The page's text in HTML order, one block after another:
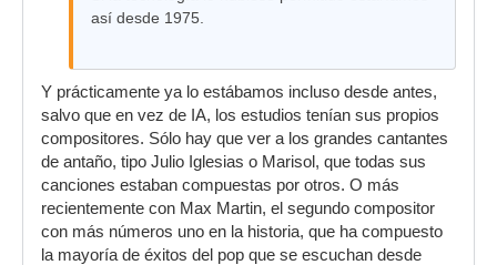
así desde 1975.
Y prácticamente ya lo estábamos incluso desde antes,
salvo que en vez de IA, los estudios tenían sus propios
compositores. Sólo hay que ver a los grandes cantantes
de antaño, tipo Julio Iglesias o Marisol, que todas sus
canciones estaban compuestas por otros. O más
recientemente con Max Martin, el segundo compositor
con más números uno en la historia, que ha compuesto
la mayoría de éxitos del pop que se escuchan desde